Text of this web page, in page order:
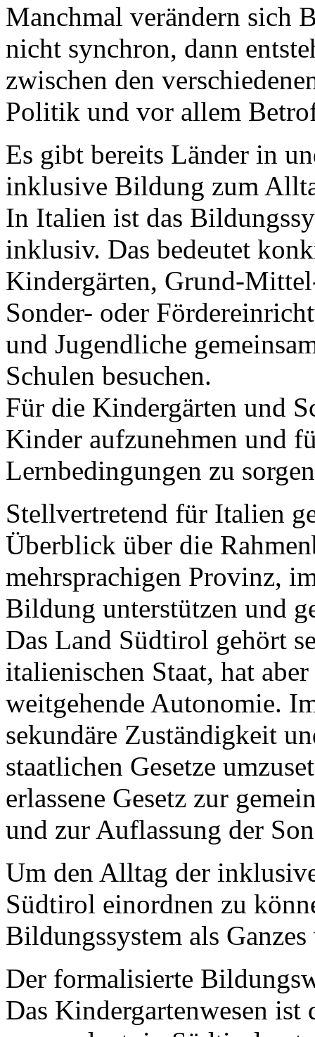
Manchmal verändern sich
nicht synchron, dann
zwischen den
Politik und vor allem
Es gibt bereits Länder in
inklusive Bildung zum
In Italien ist das
inklusiv. Das bedeutet
Kindergärten, Grund-
Sonder- oder
und Jugendliche
Schulen besuchen.
Für die Kindergärten und
Kinder aufzunehmen und
Lernbedingungen zu
Stellvertretend für Italien
Überblick über die
mehrsprachigen Provinz,
Bildung unterstützen und
Das Land Südtirol gehört
italienischen Staat, hat
weitgehende Autonomie.
sekundäre Zuständigkeit
staatlichen Gesetze
erlassene Gesetz zur
und zur Auflassung der
Um den Alltag der
Südtirol einordnen zu
Bildungssystem als
Der formalisierte
Das Kindergartenwesen